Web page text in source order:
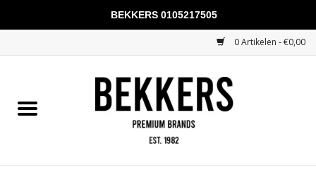
0 Artikelen - €0,00
Mannen
BEKKERS 0105217505